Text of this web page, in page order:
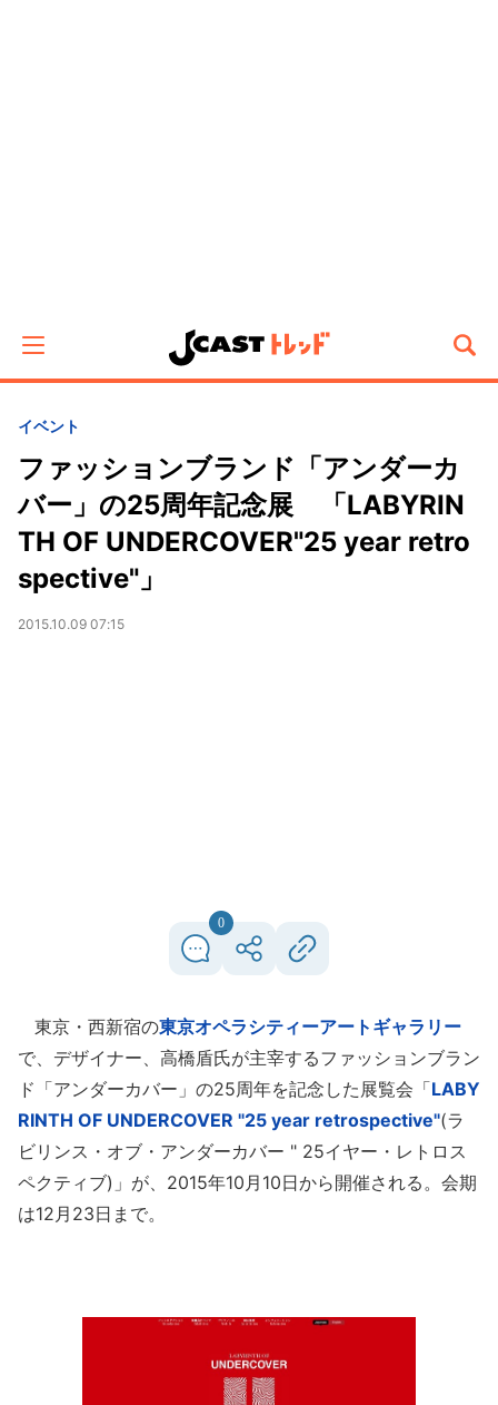
イベント
ファッションブランド「アンダーカ
バー」の25周年記念展 「LABYRIN
TH OF UNDERCOVER"25 year retro
spective"」
2015.10.09 07:15
0
東京・西新宿の東京オペラシティーアートギャラリー
で、デザイナー、高橋盾氏が主宰するファッションブラン
ド「アンダーカバー」の25周年を記念した展覧会「LABY
RINTH OF UNDERCOVER "25 year retrospective"(ラ
ビリンス・オブ・アンダーカバー " 25イヤー・レトロス
ペクティブ)」が、2015年10月10日から開催される。会期
は12月23日まで。